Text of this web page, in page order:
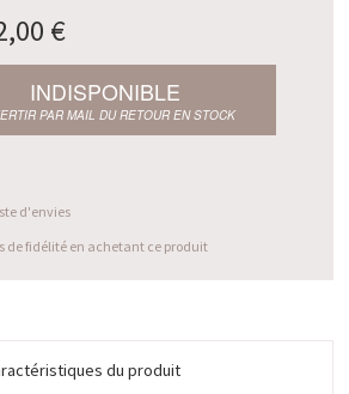
€
INDISPONIBLE
PAR MAIL DU RETOUR EN STOCK
d'envies
de fidélité en achetant ce produit
du produit